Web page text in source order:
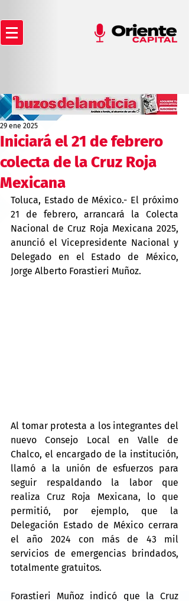
Iniciará el 21 de febrero
colecta de la Cruz Roja
Mexicana
29 ene 2025
Toluca, Estado de México.- El próximo
21 de febrero, arrancará la Colecta
Nacional de Cruz Roja Mexicana 2025,
anunció el Vicepresidente Nacional y
Delegado en el Estado de México,
Jorge Alberto Forastieri Muñoz.
Al tomar protesta a los integrantes del
nuevo Consejo Local en Valle de
Chalco, el encargado de la institución,
llamó a la unión de esfuerzos para
seguir respaldando la labor que
realiza Cruz Roja Mexicana, lo que
permitió, por ejemplo, que la
Delegación Estado de México cerrara
el año 2024 con más de 43 mil
servicios de emergencias brindados,
totalmente gratuitos.
Forastieri Muñoz indicó que la Cruz